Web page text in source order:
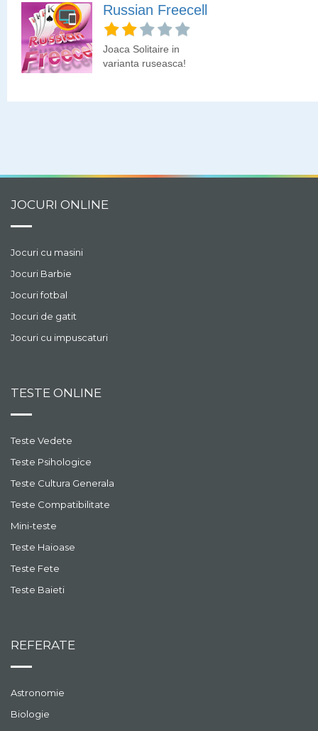
devii un adevarat erou?
Joaca acum Achilles
Solitaire si obtine
victoria!
Russian Freecell
Joaca Solitaire in
varianta ruseasca!
JOCURI ONLINE
Jocuri cu masini
Jocuri Barbie
Jocuri fotbal
Jocuri de gatit
Jocuri cu impuscaturi
TESTE ONLINE
Teste Vedete
Teste Psihologice
Teste Cultura Generala
Teste Compatibilitate
Mini-teste
Teste Haioase
Teste Fete
Teste Baieti
REFERATE
Astronomie
Biologie